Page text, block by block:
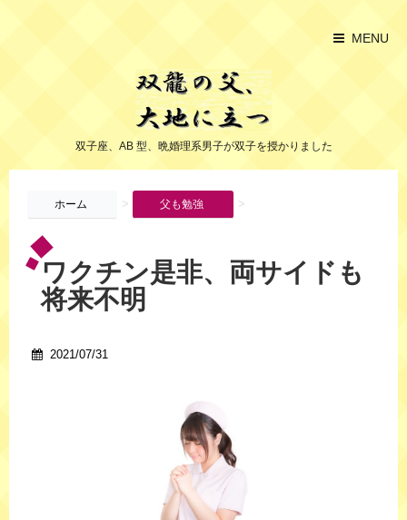
MENU
双子座、AB 型、晩婚理系男子が双子を授かりました
ホーム > 父も勉強 >
ワクチン是非、両サイドも
将来不明
2021/07/31